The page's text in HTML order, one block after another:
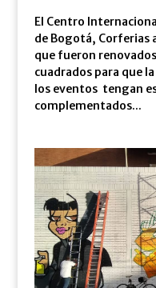
El Centro
de Bogotá, Corferias
que fueron
cuadrados para que
los eventos tengan
complementados...